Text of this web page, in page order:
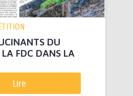
DU
LA FDC DANS LA
Lire